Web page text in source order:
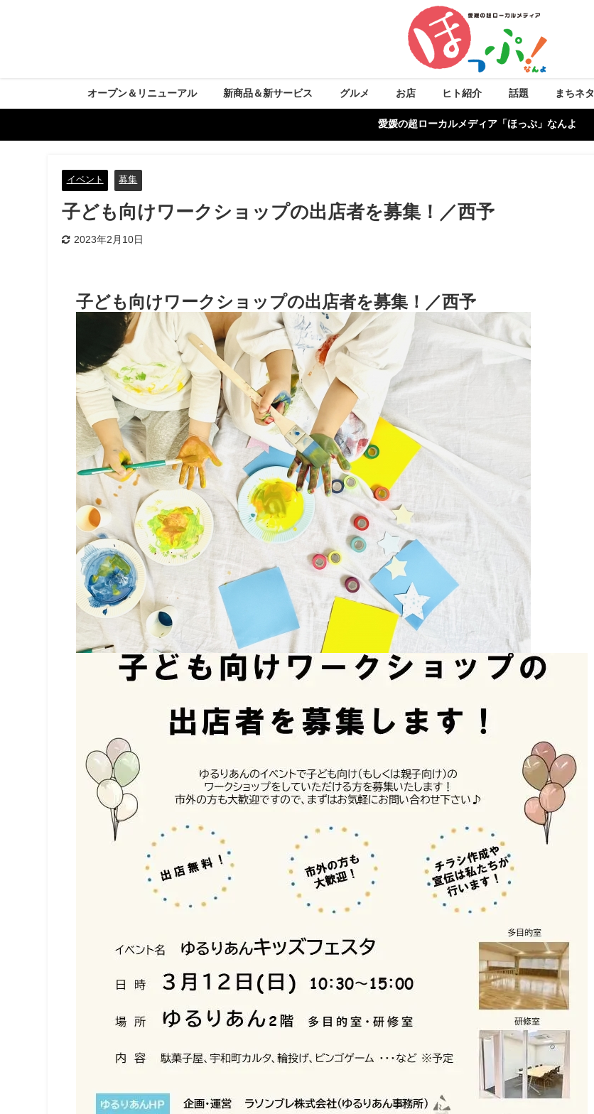
オープン＆リニューアル 新商品＆新サービス グルメ お店 ヒト紹介 話題 まちネタ
愛媛の超ローカルメディア「ほっぷ」なんよ
イベント 募集
子ども向けワークショップの出店者を募集！／西予
2023年2月10日
子ども向けワークショップの出店者を募集！／西予